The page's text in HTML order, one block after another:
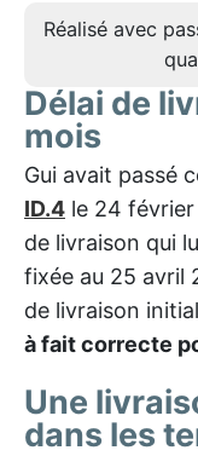
Réalisé avec
Délai de
mois
Gui avait passé
ID.4 le 24
de livraison qui
fixée au 25 avril
de livraison
à fait correcte
Une
dans les